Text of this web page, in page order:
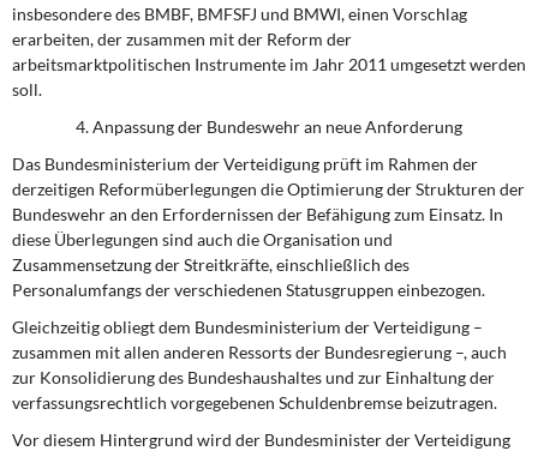
insbesondere des BMBF, BMFSFJ und BMWI, einen Vorschlag
erarbeiten, der zusammen mit der Reform der
arbeitsmarktpolitischen Instrumente im Jahr 2011 umgesetzt werden
soll.
4. Anpassung der Bundeswehr an neue Anforderung
Das Bundesministerium der Verteidigung prüft im Rahmen der
derzeitigen Reformüberlegungen die Optimierung der Strukturen der
Bundeswehr an den Erfordernissen der Befähigung zum Einsatz. In
diese Überlegungen sind auch die Organisation und
Zusammensetzung der Streitkräfte, einschließlich des
Personalumfangs der verschiedenen Statusgruppen einbezogen.
Gleichzeitig obliegt dem Bundesministerium der Verteidigung –
zusammen mit allen anderen Ressorts der Bundesregierung –, auch
zur Konsolidierung des Bundeshaushaltes und zur Einhaltung der
verfassungsrechtlich vorgegebenen Schuldenbremse beizutragen.
Vor diesem Hintergrund wird der Bundesminister der Verteidigung